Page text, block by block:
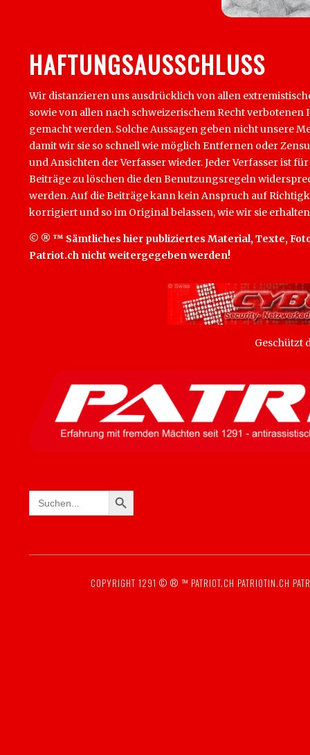
HAFTUNGSAUSSCHLUSS
Wir distanzieren uns ausdrücklich von allen
sowie von allen nach schweizerischem Recht
gemacht werden. Solche Aussagen geben nicht unsere
damit wir sie so schnell wie möglich Entfernen oder
und Ansichten der Verfasser wieder. Jeder Verfasser ist
Beiträge zu löschen die den Benutzungsregeln
werden. Auf die Beiträge kann kein Anspruch auf
korrigiert und so im Original belassen, wie wir sie
© ® ™ Sämtliches hier publiziertes Material, Texte,
Patriot.ch nicht weitergegeben werden!
Geschützt
Search
for:
SEARCH BUTTON
COPYRIGHT 1291 © ® ™ PATRIOT.CH PATRIOTIN.CH